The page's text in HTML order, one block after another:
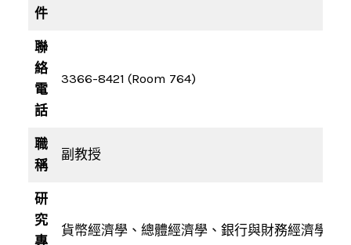
件
聯
絡
電
話
3366-8421 (Room 764)
職
稱
副教授
研
究
專
貨幣經濟學、總體經濟學、銀行與財務經濟學